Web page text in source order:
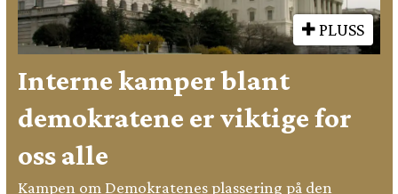
PLUSS
Interne kamper blant
demokratene er viktige for
oss alle
Kampen om Demokratenes plassering på den